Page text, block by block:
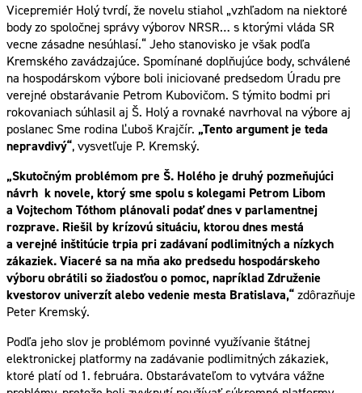
Vicepremiér Holý tvrdí, že novelu stiahol „vzhľadom na niektoré
body zo spoločnej správy výborov NRSR… s ktorými vláda SR
vecne zásadne nesúhlasí.“ Jeho stanovisko je však podľa
Kremského zavádzajúce. Spomínané doplňujúce body, schválené
na hospodárskom výbore boli iniciované predsedom Úradu pre
verejné obstarávanie Petrom Kubovičom. S týmito bodmi pri
rokovaniach súhlasil aj Š. Holý a rovnaké navrhoval na výbore aj
poslanec Sme rodina Ľuboš Krajčír. „Tento argument je teda
nepravdivý“, vysvetľuje P. Kremský.
„Skutočným problémom pre Š. Holého je druhý pozmeňujúci
návrh k novele, ktorý sme spolu s kolegami Petrom Libom
a Vojtechom Tóthom plánovali podať dnes v parlamentnej
rozprave. Riešil by krízovú situáciu, ktorou dnes mestá
a verejné inštitúcie trpia pri zadávaní podlimitných a nízkych
zákaziek. Viaceré sa na mňa ako predsedu hospodárskeho
výboru obrátili so žiadosťou o pomoc, napríklad Združenie
kvestorov univerzít alebo vedenie mesta Bratislava,“zdôrazňuje
Peter Kremský.
Podľa jeho slov je problémom povinné využívanie štátnej
elektronickej platformy na zadávanie podlimitných zákaziek,
ktoré platí od 1. februára. Obstarávateľom to vytvára vážne